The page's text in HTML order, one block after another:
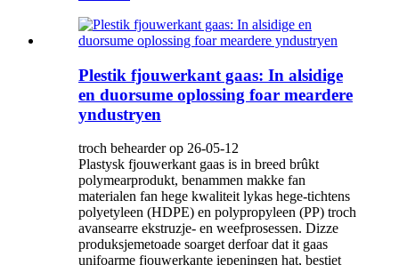
Plestik fjouwerkant gaas: In alsidige
en duorsume oplossing foar meardere
yndustryen
troch behearder op 26-05-12
Plastysk fjouwerkant gaas is in breed brûkt
polymearprodukt, benammen makke fan
materialen fan hege kwaliteit lykas hege-tichtens
polyetyleen (HDPE) en polypropyleen (PP) troch
avansearre ekstruzje- en weefprosessen. Dizze
produksjemetoade soarget derfoar dat it gaas
unifoarme fjouwerkante iepeningen hat, bestiet